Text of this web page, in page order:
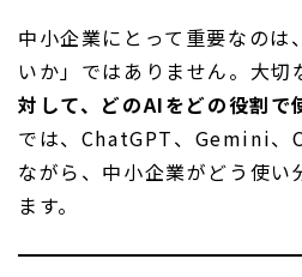
中小企業にとって重要なのは
いか」ではありません。大切
対して、どのAIをどの役割で
では、ChatGPT、Gemini、
ながら、中小企業がどう使い
ます。